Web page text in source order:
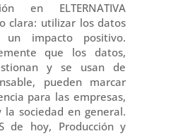
en ELTERNATIVA
clara: utilizar los datos
un impacto positivo.
que los datos,
y se usan de
pueden marcar
para las empresas,
la sociedad en general.
de hoy, Producción y